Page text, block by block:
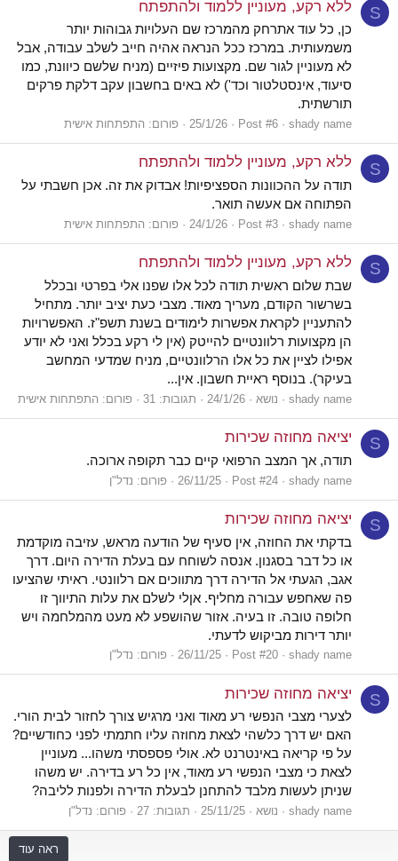
S ללא רקע, מעוניין ללמוד ולהתפתח
כן, כל עוד אתרחק מהמרכז שם העלויות גבוהות יותר
משמעותית. במרכז ככל הנראה אהיה חייב לשלב עבודה, אבל
לא מעוניין לגור שם. מקצועות פיזיים (מניח שלשם כיוונת, כמו
סיעוד, אינסטלטור וכד') לא באים בחשבון עקב דלקת פרקים
תורשתית.
shady name
Post #6
25/1/26 פורום: התפתחות אישית
S ללא רקע, מעוניין ללמוד ולהתפתח
תודה על ההכוונות הספציפיות! אבדוק את זה. אכן חשבתי על
הפתוחה אם אעשה תואר.
shady name
Post #3
24/1/26 פורום: התפתחות אישית
S ללא רקע, מעוניין ללמוד ולהתפתח
שבת שלום ראשית תודה לכל אלו שפנו אלי בפרטי ובכלל
בשרשור הקודם, מעריך מאוד. מצבי כעת יציב יותר. מתחיל
להתעניין לקראת אפשרות לימודים בשנת תשפ"ז. האפשרויות
הן מקצועות רלוונטיים להייטק (אין לי רקע בכלל ואני לא יודע
אפילו לציין את כל אלו הרלוונטיים, מניח שמדעי המחשב
בעיקר). בנוסף ראיית חשבון. אין...
shady name נושא 24/1/26 תגובות: 31 פורום: התפתחות אישית
S יציאה מחוזה שכירות
תודה, אך המצב הרפואי קיים כבר תקופה ארוכה.
shady name
Post #24
26/11/25 פורום: נדל"ן
S יציאה מחוזה שכירות
בדקתי את החוזה, אין סעיף של הודעה מראש, עזיבה מוקדמת
או כל דבר בסגנון. אנסה לשוחח עם בעלת הדירה היום. דרך
אגב, הגעתי אל הדירה דרך מתווכים אם רלוונטי. ראיתי שהציעו
פה שאחפש עבורה מחליף. אןלי לשלם את עלות התיווך זו
חלופה טובה. זו בעיה. אזור שהושפע לא מעט מהמלחמה ויש
יותר דירות מביקוש לדעתי.
shady name
Post #20
26/11/25 פורום: נדל"ן
S יציאה מחוזה שכירות
לצערי מצבי הנפשי רע מאוד ואני מרגיש צורך לחזור לבית הורי.
האם יש דרך כלשהי לצאת מחוזה עליו חתמתי לפני כחודשיים?
על פי קריאה באינטרנט לא. אולי פספסתי משהו... מעוניין
לצאת כי מצבי הנפשי רע מאוד, אין כל רע בדירה. יש משהו
שניתן לעשות מלבד להתחנן לבעלת הדירה ולפנות לליבה?
shady name נושא 25/11/25 תגובות: 27 פורום: נדל"ן
ראה עוד